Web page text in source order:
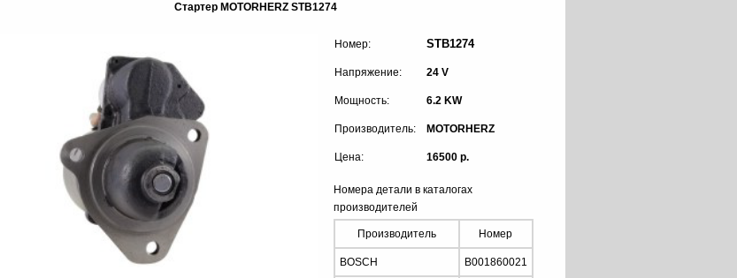
Стартер MOTORHERZ STB1274
Номер: STB1274
Напряжение: 24 V
Мощность: 6.2 KW
Производитель: MOTORHERZ
Цена: 16500 р.
Номера детали в каталогах
производителей
Производитель Номер
BOSCH B001860021